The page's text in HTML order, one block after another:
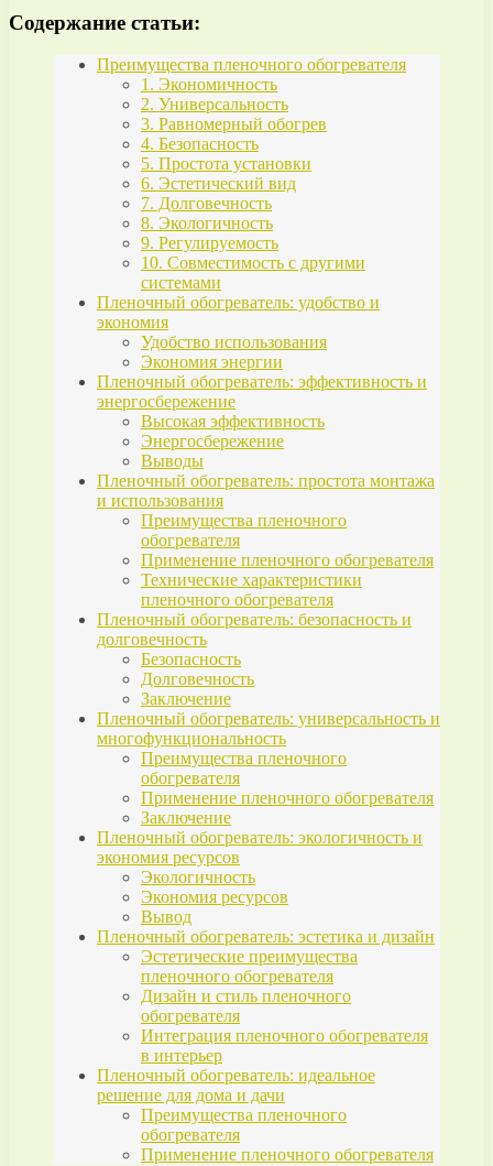
Содержание статьи:
Преимущества пленочного обогревателя
1. Экономичность
2. Универсальность
3. Равномерный обогрев
4. Безопасность
5. Простота установки
6. Эстетический вид
7. Долговечность
8. Экологичность
9. Регулируемость
10. Совместимость с другими
системами
Пленочный обогреватель: удобство и
экономия
Удобство использования
Экономия энергии
Пленочный обогреватель: эффективность и
энергосбережение
Высокая эффективность
Энергосбережение
Выводы
Пленочный обогреватель: простота монтажа
и использования
Преимущества пленочного
обогревателя
Применение пленочного обогревателя
Технические характеристики
пленочного обогревателя
Пленочный обогреватель: безопасность и
долговечность
Безопасность
Долговечность
Заключение
Пленочный обогреватель: универсальность и
многофункциональность
Преимущества пленочного
обогревателя
Применение пленочного обогревателя
Заключение
Пленочный обогреватель: экологичность и
экономия ресурсов
Экологичность
Экономия ресурсов
Вывод
Пленочный обогреватель: эстетика и дизайн
Эстетические преимущества
пленочного обогревателя
Дизайн и стиль пленочного
обогревателя
Интеграция пленочного обогревателя
в интерьер
Пленочный обогреватель: идеальное
решение для дома и дачи
Преимущества пленочного
обогревателя
Применение пленочного обогревателя